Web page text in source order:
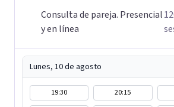
Consulta de pareja. Presencial
y en línea
Lunes, 10 de agosto
19:30 20:15